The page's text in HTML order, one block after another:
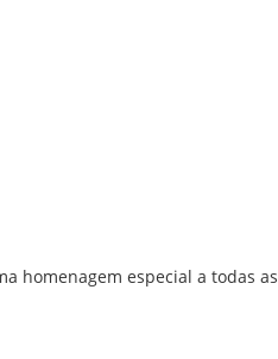
homenagem especial a todas as